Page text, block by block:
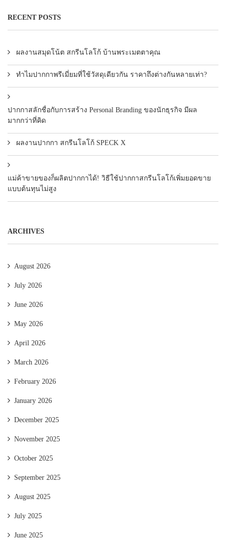
RECENT POSTS
ผลงานสมุดโน้ต สกรีนโลโก้ บ้านพระเมตตาคุณ
ทำไมปากกาพรีเมี่ยมที่ใช้วัสดุเดียวกัน ราคาถึงต่างกันหลายเท่า?
ปากกาสลักชื่อกับการสร้าง Personal Branding ของนักธุรกิจ มีผล
มากกว่าที่คิด
ผลงานปากกา สกรีนโลโก้ SPECK X
แม่ค้าขายของก็ผลิตปากกาได้! วิธีใช้ปากกาสกรีนโลโก้เพิ่มยอดขาย
แบบต้นทุนไม่สูง
ARCHIVES
August 2026
July 2026
June 2026
May 2026
April 2026
March 2026
February 2026
January 2026
December 2025
November 2025
October 2025
September 2025
August 2025
July 2025
June 2025